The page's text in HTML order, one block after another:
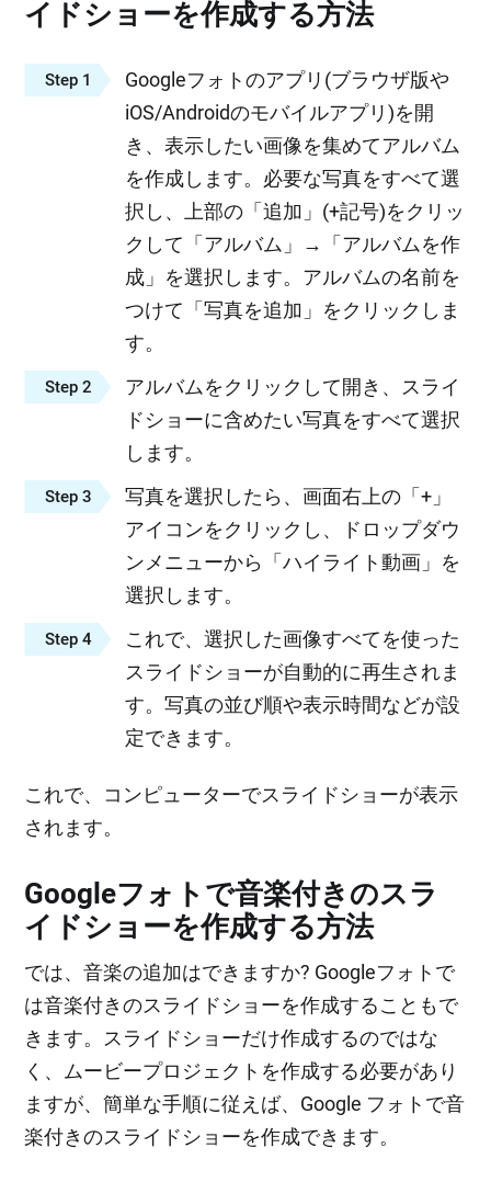
イドショーを作成する方法
Step 1
Googleフォトのアプリ(ブラウザ版や
iOS/Androidのモバイルアプリ)を開
き、表示したい画像を集めてアルバム
を作成します。必要な写真をすべて選
択し、上部の「追加」(+記号)をクリッ
クして「アルバム」→「アルバムを作
成」を選択します。アルバムの名前を
つけて「写真を追加」をクリックしま
す。
Step 2
アルバムをクリックして開き、スライ
ドショーに含めたい写真をすべて選択
します。
Step 3
写真を選択したら、画面右上の「+」
アイコンをクリックし、ドロップダウ
ンメニューから「ハイライト動画」を
選択します。
Step 4
これで、選択した画像すべてを使った
スライドショーが自動的に再生されま
す。写真の並び順や表示時間などが設
定できます。
これで、コンピューターでスライドショーが表示
されます。
Googleフォトで音楽付きのスラ
イドショーを作成する方法
では、音楽の追加はできますか? Googleフォトで
は音楽付きのスライドショーを作成することもで
きます。スライドショーだけ作成するのではな
く、ムービープロジェクトを作成する必要があり
ますが、簡単な手順に従えば、Google フォトで音
楽付きのスライドショーを作成できます。